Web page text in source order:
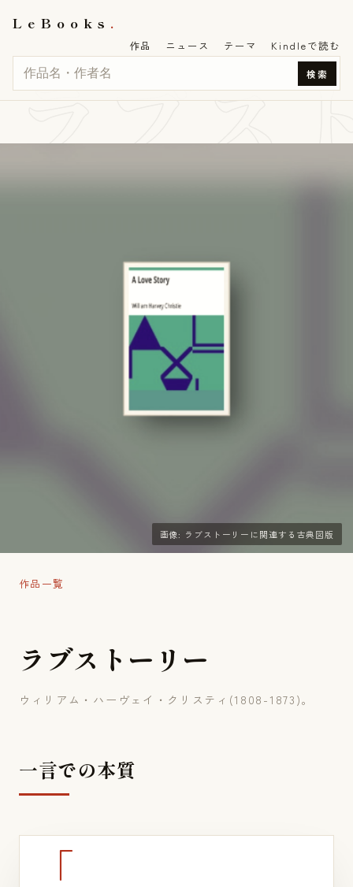
LeBooks
検索
作品 ニュース テーマ Kindleで読む
ラブス
画像: ラブストーリーに関連する古典図版
作品一覧
ラ ブス ト ー リ ー
ウィリアム・ハーヴェイ・クリスティ(1808-1873)。
一言での本質